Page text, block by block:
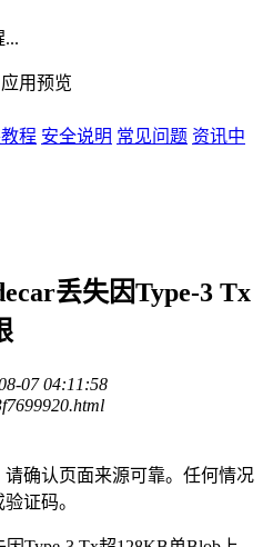
...
应用预览
程 安全说明 常见问题 资讯中
丢失因Type-3 Tx
07 04:11:58
确认页面来源可靠。任何情况
证码。